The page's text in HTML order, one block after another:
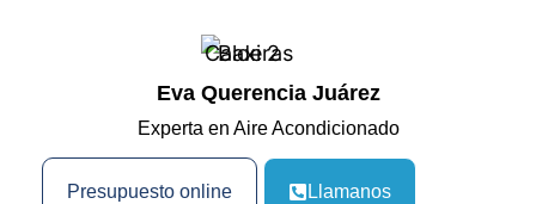
Eva Querencia Juárez
Experta en Aire Acondicionado
Presupuesto online Llamanos